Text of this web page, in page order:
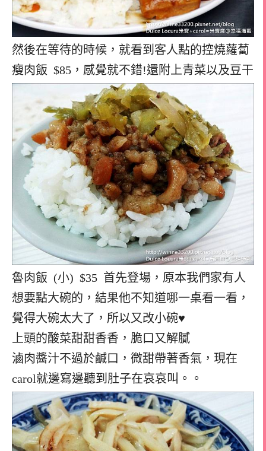
然後在等待的時候，就看到客人點的控燒蘿蔔
瘦肉飯 $85，感覺就不錯!還附上青菜以及豆干
魯肉飯 (小) $35 首先登場，原本我們家有人
想要點大碗的，結果他不知道哪一桌看一看，
覺得大碗太大了，所以又改小碗♥
上頭的酸菜甜甜香香，脆口又解膩
滷肉醬汁不過於鹹口，微甜帶著香氣，現在
carol就邊寫邊聽到肚子在哀哀叫。。